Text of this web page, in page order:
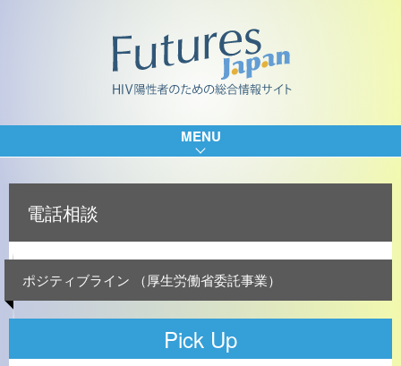
MENU
電話相談
ポジティブライン （厚生労働省委託事業）
Pick Up